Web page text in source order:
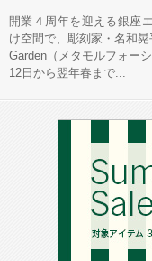
開業４周年を迎える銀座
け空間で、彫刻家・名和
Garden（メタモルフォー
12日から翌年春まで...